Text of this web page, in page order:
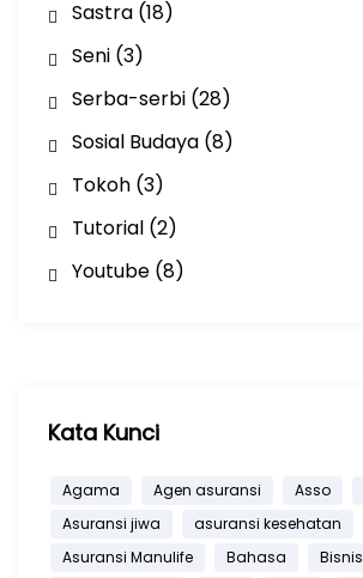
Sastra(18)
Seni(3)
Serba-serbi(28)
Sosial Budaya(8)
Tokoh(3)
Tutorial(2)
Youtube(8)
Kata Kunci
Agama Agen asuransi Asso
Asuransi jiwa
asuransi kesehatan
Asuransi Manulife
Bahasa
Bisnis